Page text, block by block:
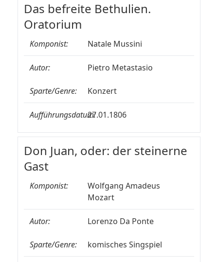
Das befreite Bethulien.
Oratorium
Komponist: Natale Mussini
Autor: Pietro Metastasio
Sparte/Genre: Konzert
Aufführungsdatum:27.01.1806
Don Juan, oder: der steinerne
Gast
Komponist:
Wolfgang Amadeus
Mozart
Autor: Lorenzo Da Ponte
Sparte/Genre: komisches Singspiel